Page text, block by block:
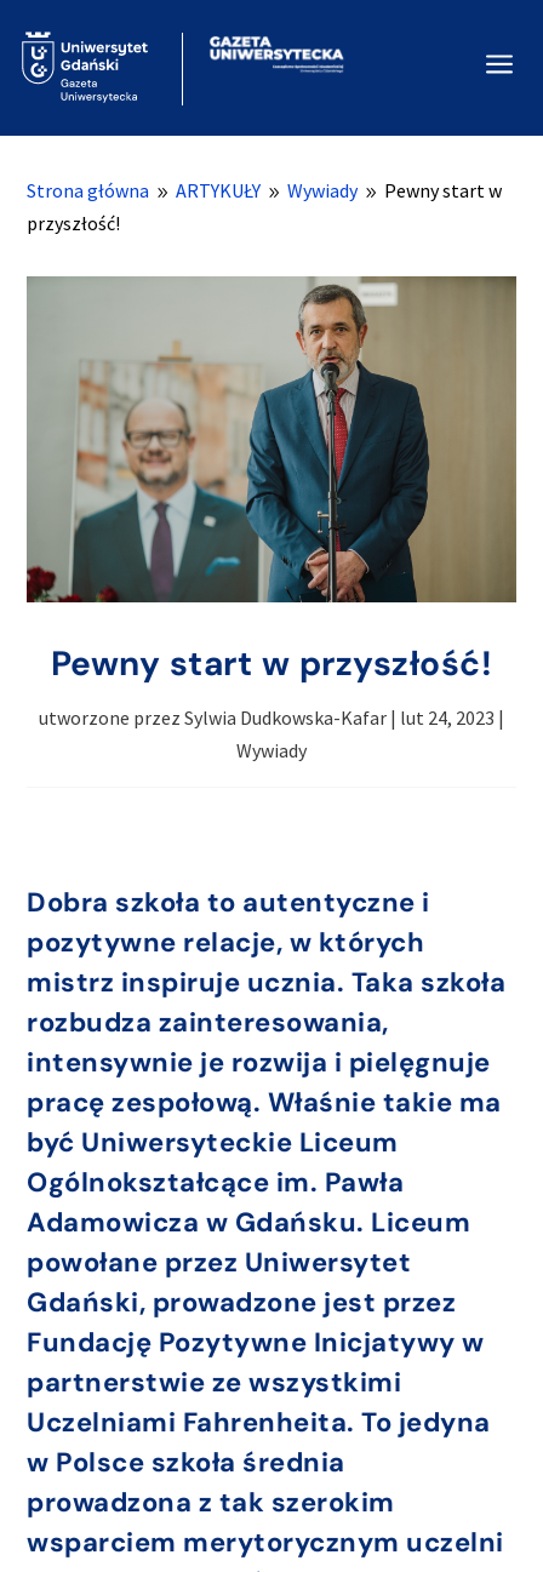
a
Strona główna 9 ARTYKUŁY 9 Wywiady 9 Pewny start w
przyszłość!
Pewny start w przyszłość!
utworzone przez Sylwia Dudkowska-Kafar | lut 24, 2023 |
Wywiady
Dobra szkoła to autentyczne i
pozytywne relacje, w których
mistrz inspiruje ucznia. Taka szkoła
rozbudza zainteresowania,
intensywnie je rozwija i pielęgnuje
pracę zespołową. Właśnie takie ma
być Uniwersyteckie Liceum
Ogólnokształcące im. Pawła
Adamowicza w Gdańsku. Liceum
powołane przez Uniwersytet
Gdański, prowadzone jest przez
Fundację Pozytywne Inicjatywy w
partnerstwie ze wszystkimi
Uczelniami Fahrenheita. To jedyna
w Polsce szkoła średnia
prowadzona z tak szerokim
wsparciem merytorycznym uczelni